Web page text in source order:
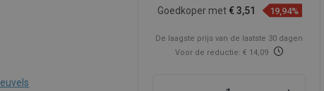
Goedkoper met € 3,51 19,94%
De laagste prijs van de laatste 30 dagen
Voor de reductie: € 14,09